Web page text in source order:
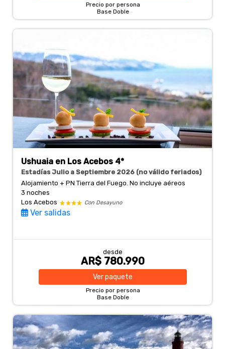
Precio por persona
Base Doble
Ushuaia en Los Acebos 4*
Estadías Julio a Septiembre 2026 (no válido feriados)
Alojamiento + PN Tierra del Fuego. No incluye aéreos
3 noches
Los Acebos
Con Desayuno
Ver salidas
desde
AR$ 780.990
Verpaquete
Precio por persona
Base Doble